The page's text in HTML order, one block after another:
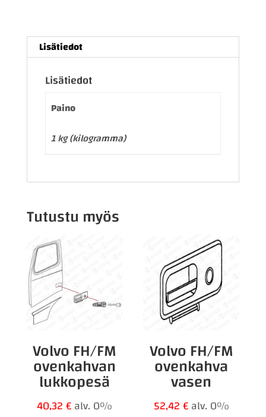
Lisätiedot
Lisätiedot
Paino
1 kg (kilogramma)
Tutustu myös
Volvo FH/FM
ovenkahvan
lukkopesä
40,32€alv. 0%
Volvo FH/FM
ovenkahva
vasen
52,42€alv. 0%